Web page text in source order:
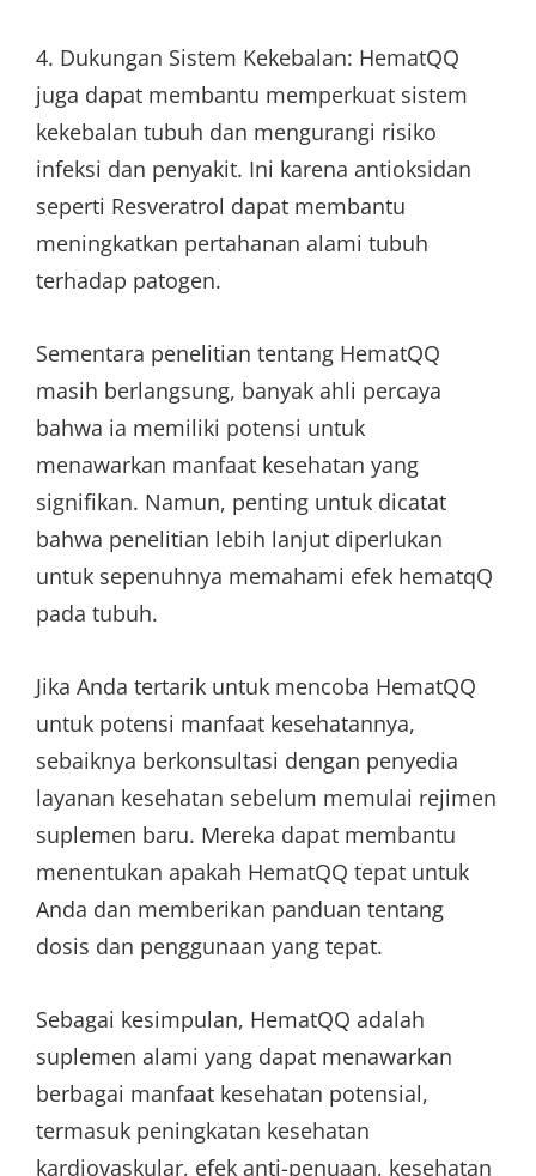
4. Dukungan Sistem Kekebalan: HematQQ
juga dapat membantu memperkuat sistem
kekebalan tubuh dan mengurangi risiko
infeksi dan penyakit. Ini karena antioksidan
seperti Resveratrol dapat membantu
meningkatkan pertahanan alami tubuh
terhadap patogen.
Sementara penelitian tentang HematQQ
masih berlangsung, banyak ahli percaya
bahwa ia memiliki potensi untuk
menawarkan manfaat kesehatan yang
signifikan. Namun, penting untuk dicatat
bahwa penelitian lebih lanjut diperlukan
untuk sepenuhnya memahami efek hematqQ
pada tubuh.
Jika Anda tertarik untuk mencoba HematQQ
untuk potensi manfaat kesehatannya,
sebaiknya berkonsultasi dengan penyedia
layanan kesehatan sebelum memulai rejimen
suplemen baru. Mereka dapat membantu
menentukan apakah HematQQ tepat untuk
Anda dan memberikan panduan tentang
dosis dan penggunaan yang tepat.
Sebagai kesimpulan, HematQQ adalah
suplemen alami yang dapat menawarkan
berbagai manfaat kesehatan potensial,
termasuk peningkatan kesehatan
kardiovaskular, efek anti-penuaan, kesehatan